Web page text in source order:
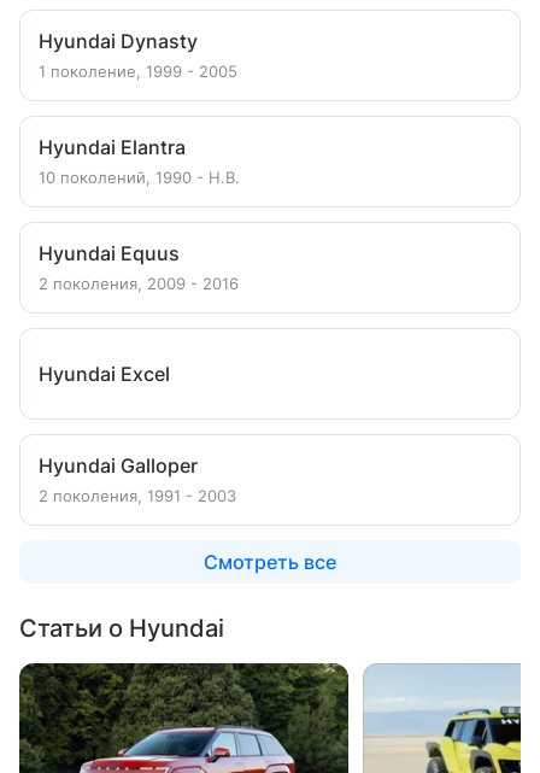
Hyundai Dynasty
1 поколение, 1999 - 2005
Hyundai Elantra
10 поколений, 1990 - Н.В.
Hyundai Equus
2 поколения, 2009 - 2016
Hyundai Excel
Hyundai Galloper
2 поколения, 1991 - 2003
Смотреть все
Статьи о Hyundai